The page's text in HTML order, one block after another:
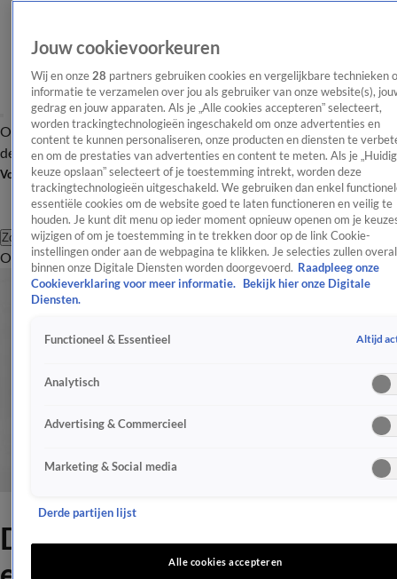
OverzichtAfleveringen Entertainment TV Algemeen
Tip
de redactieNieuwsbrief
Volg Shownieuws
Zoeken
OverzichtEntertainmentSpraakmakendRealityCrimeVideo's
Dochter Jim Bakkum doet
Jouw cookievoorkeuren
Wij en onze 28 partners gebruiken cookies en vergelijkbare technieken
informatie te verzamelen over jou als gebruiker van onze website(s),
gedrag en jouw apparaten. Als je „Alle cookies accepteren” selecteert,
worden trackingtechnologieën ingeschakeld om onze advertenties en
content te kunnen personaliseren, onze producten en diensten te
en om de prestaties van advertenties en content te meten. Als je
keuze opslaan” selecteert of je toestemming intrekt, worden deze
trackingtechnologieën uitgeschakeld. We gebruiken dan enkel
essentiële cookies om de website goed te laten functioneren en veilig te
houden. Je kunt dit menu op ieder moment opnieuw openen om je
wijzigen of om je toestemming in te trekken door op de link Cookie-
instellingen onder aan de webpagina te klikken. Je selecties zullen overal
binnen onze Digitale Diensten worden doorgevoerd. Raadpleeg onze
Cookieverklaring voor meer informatie.
Bekijk hier onze Digitale
Diensten.
Functioneel & Essentieel Altijd
Analytisch
Advertising & Commercieel
Marketing & Social media
Derde partijen lijst
Alle cookies accepteren